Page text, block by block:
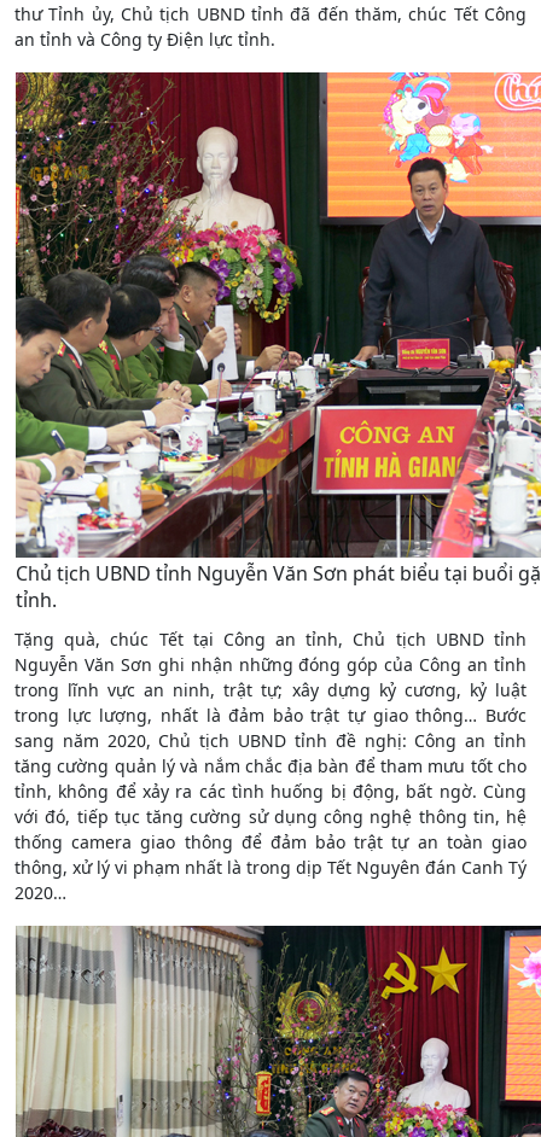
thư Tỉnh ủy, Chủ tịch UBND tỉnh đã đến thăm, chúc Tết Công
an tỉnh và Công ty Điện lực tỉnh.
Chủ tịch UBND tỉnh Nguyễn Văn Sơn phát biểu tại buổi
tỉnh.
Tặng quà, chúc Tết tại Công an tỉnh, Chủ tịch UBND tỉnh
Nguyễn Văn Sơn ghi nhận những đóng góp của Công an tỉnh
trong lĩnh vực an ninh, trật tự; xây dựng kỷ cương, kỷ luật
trong lực lượng, nhất là đảm bảo trật tự giao thông… Bước
sang năm 2020, Chủ tịch UBND tỉnh đề nghị: Công an tỉnh
tăng cường quản lý và nắm chắc địa bàn để tham mưu tốt cho
tỉnh, không để xảy ra các tình huống bị động, bất ngờ. Cùng
với đó, tiếp tục tăng cường sử dụng công nghệ thông tin, hệ
thống camera giao thông để đảm bảo trật tự an toàn giao
thông, xử lý vi phạm nhất là trong dịp Tết Nguyên đán Canh Tý
2020…